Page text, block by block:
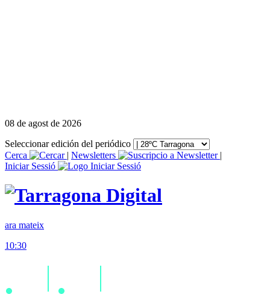
08 de agost de 2026
Seleccionar edición del periódico
Cerca
| Newsletters
|
Iniciar Sessió
ara mateix
10:30